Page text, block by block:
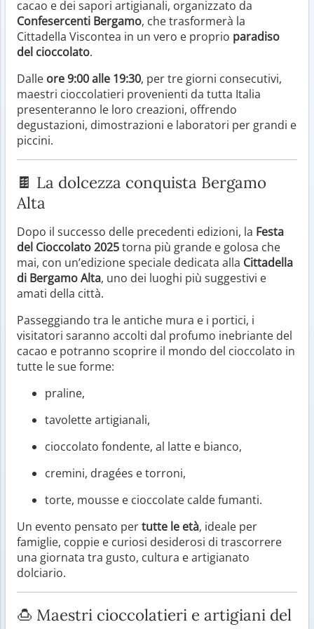
cacao e dei sapori artigianali, organizzato da
Confesercenti Bergamo, che trasformerà la
Cittadella Viscontea in un vero e proprio paradiso
del cioccolato.
Dalle ore 9:00 alle 19:30, per tre giorni consecutivi,
maestri cioccolatieri provenienti da tutta Italia
presenteranno le loro creazioni, offrendo
degustazioni, dimostrazioni e laboratori per grandi e
piccini.
🍫 La dolcezza conquista Bergamo
Alta
Dopo il successo delle precedenti edizioni, la Festa
del Cioccolato 2025torna più grande e golosa che
mai, con un’edizione speciale dedicata alla Cittadella
di Bergamo Alta, uno dei luoghi più suggestivi e
amati della città.
Passeggiando tra le antiche mura e i portici, i
visitatori saranno accolti dal profumo inebriante del
cacao e potranno scoprire il mondo del cioccolato in
tutte le sue forme:
praline,
tavolette artigianali,
cioccolato fondente, al latte e bianco,
cremini, dragées e torroni,
torte, mousse e cioccolate calde fumanti.
Un evento pensato pertutte le età, ideale per
famiglie, coppie e curiosi desiderosi di trascorrere
una giornata tra gusto, cultura e artigianato
dolciario.
🍮 Maestri cioccolatieri e artigiani del